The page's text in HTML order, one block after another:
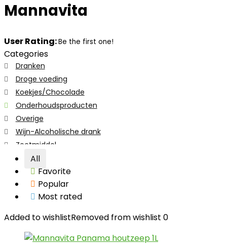
Mannavita
User Rating:Be the first one!
Categories
Dranken
Droge voeding
Koekjes/Chocolade
Onderhoudsproducten
Overige
Wijn-Alcoholische drank
Zoetmiddel
All categories
All
Favorite
Popular
Most rated
Added to wishlistRemoved from wishlist 0